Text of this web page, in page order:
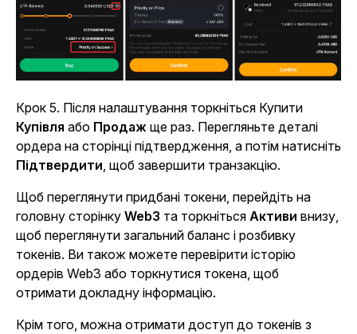
Крок 5. Після налаштування торкніться Купити
Купівля або Продаж ще раз. Перегляньте деталі
ордера на сторінці підтвердження, а потім натисніть
Підтвердити, щоб завершити транзакцію.
Щоб переглянути придбані токени, перейдіть на
головну сторінку Web3 та торкніться Активи внизу,
щоб переглянути загальний баланс і розбивку
токенів. Ви також можете перевірити історію
ордерів Web3 або торкнутися токена, щоб
отримати докладну інформацію.
Крім того, можна отримати доступ до токенів з